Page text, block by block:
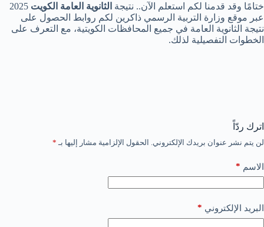
ختامًا وقد قدمنا لكم استعلم الآن.. نتيجة الثانوية العامة الكويت 2025
عبر موقع وزارة التربية الرسمي ذاكرين لكم روابط الحصول على
نتيجة الثانوية العامة في جميع المحافظات الكويتية، مع التعرف على
الخطوات التفصيلية لذلك.
اترك ردّاً
لن يتم نشر عنوان بريدك الإلكتروني. الحقول الإلزامية مشار إليها بـ *
الاسم *
البريد الإلكتروني *